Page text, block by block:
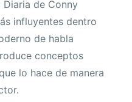
de Conny
influyentes dentro
de habla
conceptos
lo hace de manera